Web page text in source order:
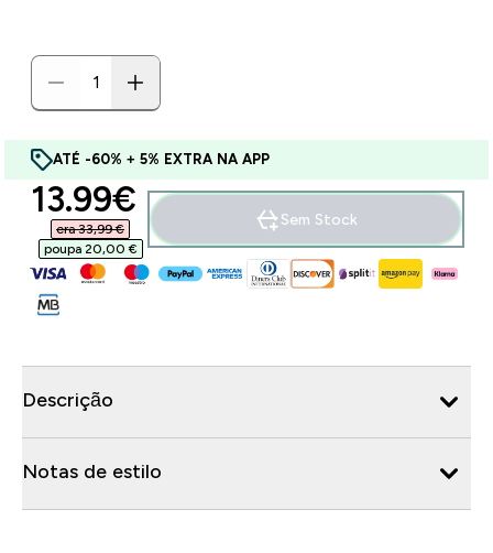
ATÉ -60% + 5% EXTRA NA APP
discounted price
13.99€‎
era 33,99 €‎
poupa 20,00 €‎
Sem Stock
Descrição
Notas de estilo